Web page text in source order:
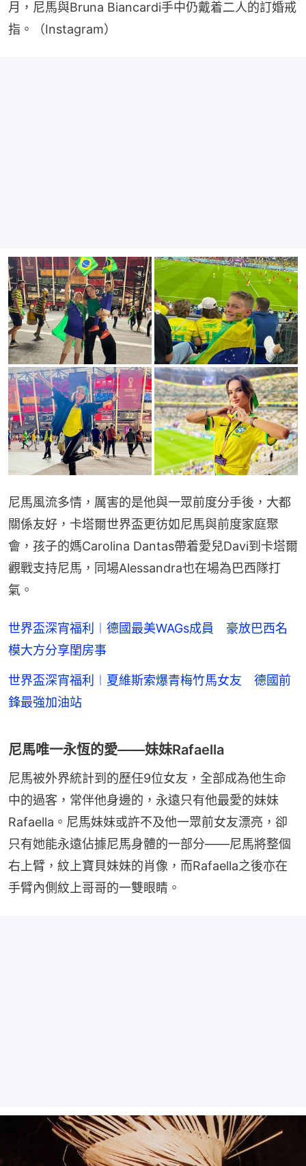
月，尼馬與Bruna Biancardi手中仍戴着二人的訂婚戒
指。（Instagram）
尼馬風流多情，厲害的是他與一眾前度分手後，大都
關係友好，卡塔爾世界盃更彷如尼馬與前度家庭聚
會，孩子的媽Carolina Dantas帶着愛兒Davi到卡塔爾
觀戰支持尼馬，同場Alessandra也在場為巴西隊打
氣。
世界盃深宵福利︱德國最美WAGs成員 豪放巴西名
模大方分享閨房事
世界盃深宵福利︱夏維斯索爆青梅竹馬女友 德國前
鋒最強加油站
尼馬唯一永恆的愛——妹妹Rafaella
尼馬被外界統計到的歷任9位女友，全部成為他生命
中的過客，常伴他身邊的，永遠只有他最愛的妹妹
Rafaella。尼馬妹妹或許不及他一眾前女友漂亮，卻
只有她能永遠佔據尼馬身體的一部分——尼馬將整個
右上臂，紋上寶貝妹妹的肖像，而Rafaella之後亦在
手臂內側紋上哥哥的一雙眼睛。